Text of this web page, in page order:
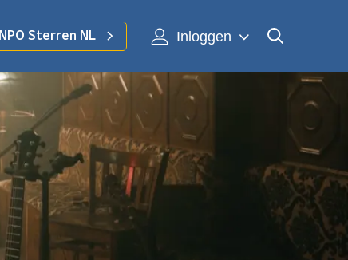
NPO Sterren NL Inloggen